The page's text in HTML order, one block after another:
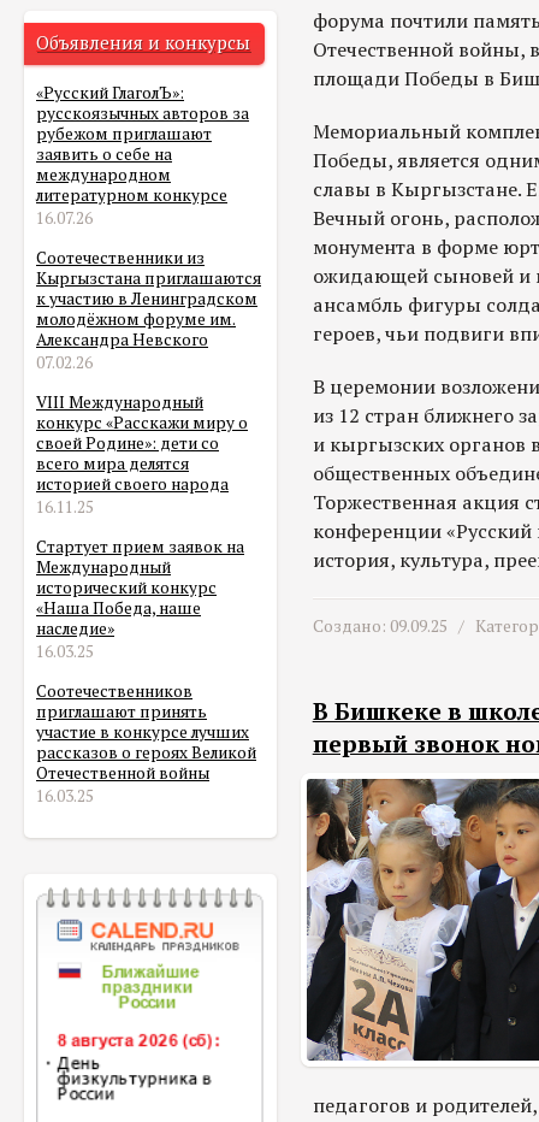
Объявления и конкурсы
«Русский ГлаголЪ»:
русскоязычных авторов за
рубежом приглашают
заявить о себе на
международном
литературном конкурсе
16.07.26
Соотечественники из
Кыргызстана приглашаются
к участию в Ленинградском
молодёжном форуме им.
Александра Невского
07.02.26
VIII Международный
конкурс «Расскажи миру о
своей Родине»: дети со
всего мира делятся
историей своего народа
16.11.25
Стартует прием заявок на
Международный
исторический конкурс
«Наша Победа, наше
наследие»
16.03.25
Соотечественников
приглашают принять
участие в конкурсе лучших
рассказов о героях Великой
Отечественной войны
16.03.25
форума почтили
Отечественной войны,
площади Победы в
Мемориальный
Победы, является
славы в Кыргызстане.
Вечный огонь,
монумента в форме
ожидающей сыновей и
ансамбль фигуры
героев, чьи подвиги
В церемонии
из 12 стран ближнего
и кыргызских органов
общественных
Торжественная акция
конференции
история, культура,
Создано: 09.09.25 /
В Бишкеке в
первый звонок
педагогов и